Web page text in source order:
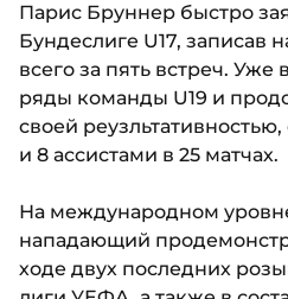
Парис Бруннер быстро
Бундеслиге U17, записав
всего за пять встреч. Уже
ряды команды U19 и
своей
и 8 ассистами в 25 матчах.
На международном
нападающий
ходе двух последних